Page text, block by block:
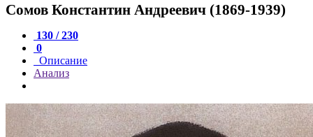
Сомов Константин Андреевич (1869-1939)
130 / 230
0
Описание
Анализ